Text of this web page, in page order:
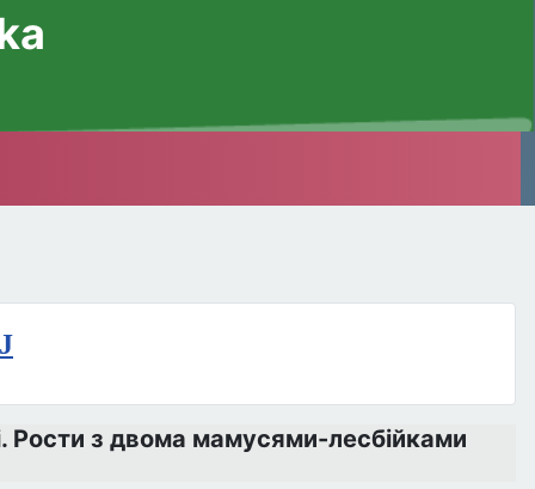
Рости з двома мамусями-лесбійками